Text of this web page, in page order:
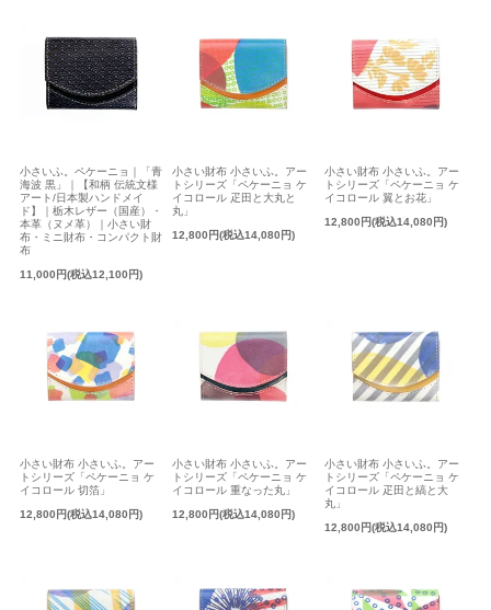
小さいふ。ペケーニョ｜「青
海波 黒」｜【和柄 伝統文様
アート/日本製ハンドメイ
ド】｜栃木レザー（国産）・
本革（ヌメ革）｜小さい財
布・ミニ財布・コンパクト財
布
11,000円(税込12,100円)
小さい財布 小さいふ。アー
トシリーズ「ペケーニョ ケ
イコロール 疋田と大丸と
丸」
12,800円(税込14,080円)
小さい財布 小さいふ。アー
トシリーズ「ペケーニョ ケ
イコロール 翼とお花」
12,800円(税込14,080円)
小さい財布 小さいふ。アー
トシリーズ「ペケーニョ ケ
イコロール 切箔」
12,800円(税込14,080円)
小さい財布 小さいふ。アー
トシリーズ「ペケーニョ ケ
イコロール 重なった丸」
12,800円(税込14,080円)
小さい財布 小さいふ。アー
トシリーズ「ペケーニョ ケ
イコロール 疋田と縞と大
丸」
12,800円(税込14,080円)